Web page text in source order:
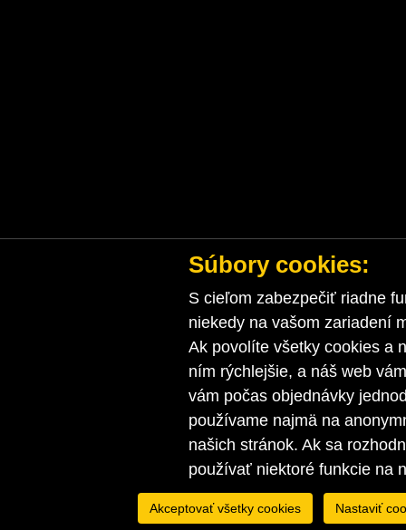
Súbory cookies:
S cieľom zabezpečiť riadne
niekedy na vašom zariadení
Ak povolíte všetky cookies a
ním rýchlejšie, a náš web
vám počas objednávky
používame najmä na
našich stránok. Ak sa
používať niektoré funkcie na
Akceptovať všetky cookies Nastaviť